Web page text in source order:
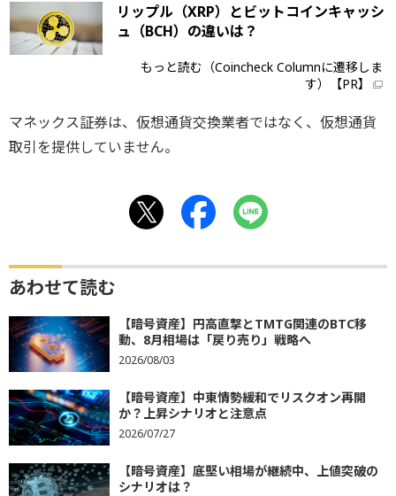
リップル（XRP）とビットコインキャッシ
ュ（BCH）の違いは？
もっと読む（Coincheck Columnに遷移しま
す）【PR】
マネックス証券は、仮想通貨交換業者ではなく、仮想通貨
取引を提供していません。
あわせて読む
【暗号資産】円高直撃とTMTG関連のBTC移
動、8月相場は「戻り売り」戦略へ
2026/08/03
【暗号資産】中東情勢緩和でリスクオン再開
か？上昇シナリオと注意点
2026/07/27
【暗号資産】底堅い相場が継続中、上値突破の
シナリオは？